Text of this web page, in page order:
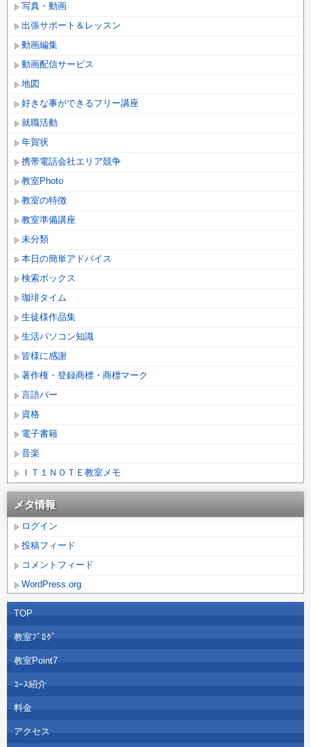
写真・動画
出張サポート＆レッスン
動画編集
動画配信サービス
地図
好きな事ができるフリー講座
就職活動
年賀状
携帯電話会社エリア競争
教室Photo
教室の特徴
教室準備講座
未分類
本日の簡単アドバイス
検索ボックス
珈琲タイム
生徒様作品集
生活パソコン知識
皆様に感謝
著作権・登録商標・商標マーク
言語バー
資格
電子書籍
音楽
ＩＴ１ＮＯＴＥ教室メモ
メタ情報
ログイン
投稿フィード
コメントフィード
WordPress.org
TOP
教室ﾌﾞﾛｸﾞ
教室Point7
ｺｰｽ紹介
料金
アクセス